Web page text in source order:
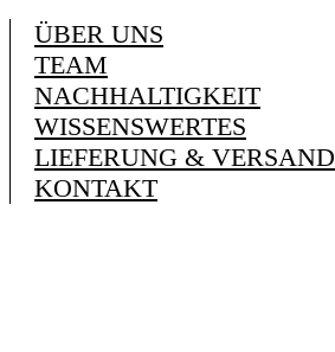
ÜBER UNS
TEAM
NACHHALTIGKEIT
WISSENSWERTES
LIEFERUNG & VERSAND
KONTAKT